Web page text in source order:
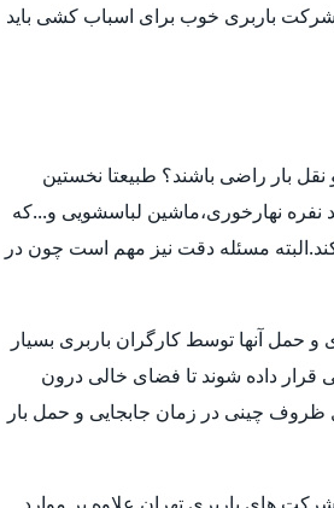
باربری خوب برای اسباب کشی باید
بار راضی باشند؟ طبیعتا نخستین
نفره نهارخوری،ماشین لباسشویی و...که
مسئله دقت نیز مهم است چون در
حمل آنها توسط کارگران باربری بسیار
داده شوند تا فضای خالی درون
ظروف چینی در زمان جابجایی و حمل بار